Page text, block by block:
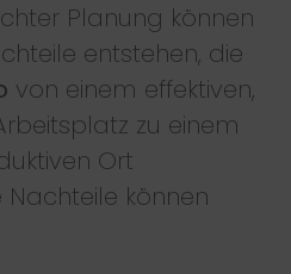
Planung können
entstehen, die
von einem effektiven,
zu einem
Ort
Nachteile können